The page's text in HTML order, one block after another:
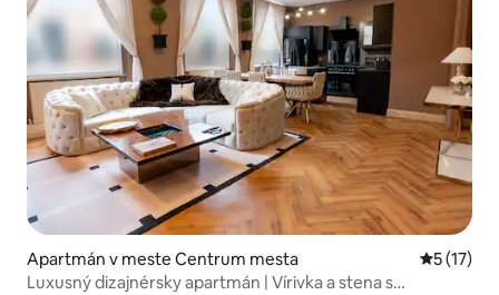
Apartmán v meste Centrum mesta
5 (17)
Luxusný dizajnérsky apartmán | Vírivka a stena s